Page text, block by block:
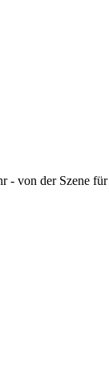
- von der Szene